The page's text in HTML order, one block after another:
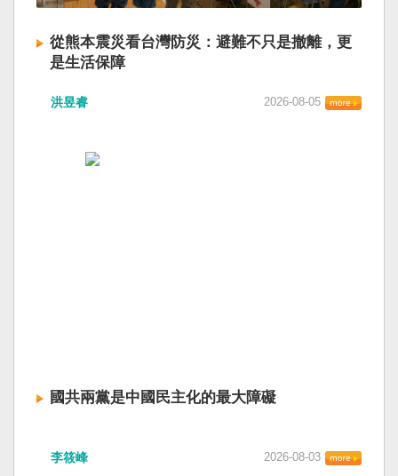
從熊本震災看台灣防災：避難不只是撤離，更
是生活保障
洪昱睿 2026-08-05
國共兩黨是中國民主化的最大障礙
李筱峰 2026-08-03